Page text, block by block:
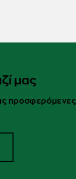
μας
προσφερόμενες